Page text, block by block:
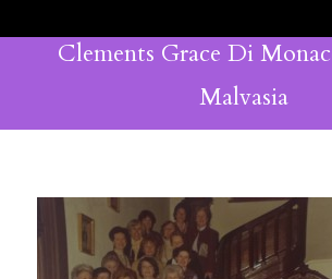
Clements Grace Di
Malvasia